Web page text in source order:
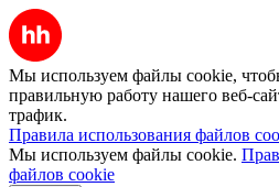
Мы используем файлы cookie,
правильную работу нашего веб-
трафик.
Правила использования файлов
Мы используем файлы cookie.
файлов cookie